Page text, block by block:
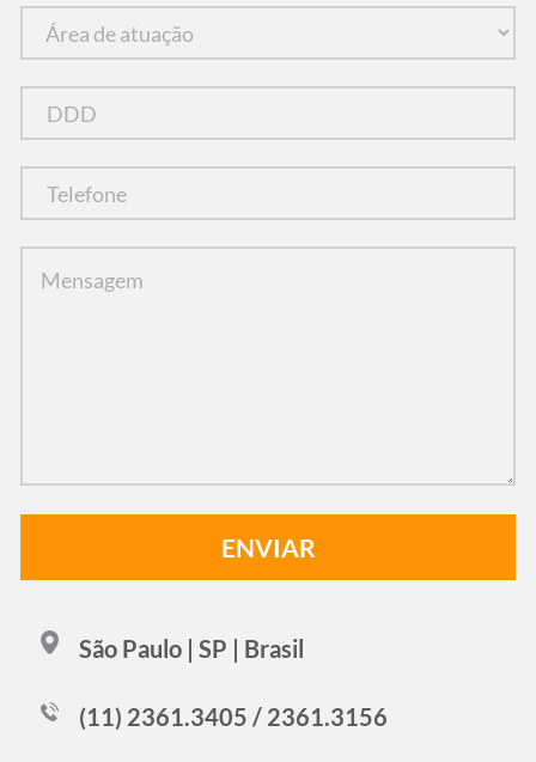
São Paulo | SP | Brasil
(11) 2361.3405 / 2361.3156